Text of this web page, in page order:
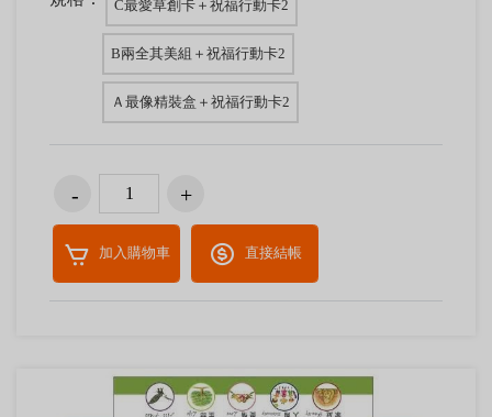
C最愛草創卡＋祝福行動卡2
B兩全其美組＋祝福行動卡2
Ａ最像精裝盒＋祝福行動卡2
加入購物車 直接結帳